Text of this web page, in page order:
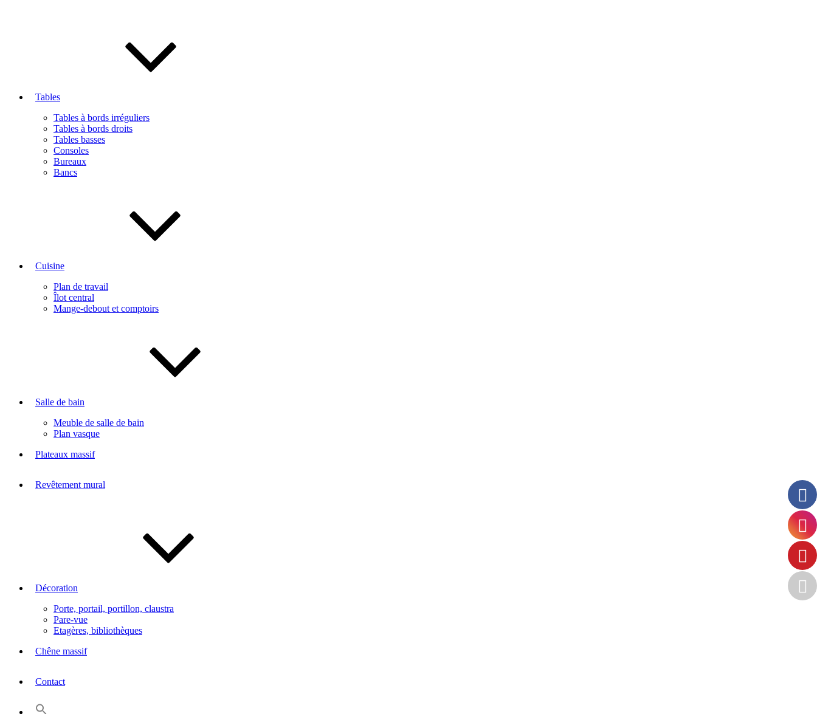
Tables
Tables à bords irréguliers
Tables à bords droits
Tables basses
Consoles
Bureaux
Bancs
Cuisine
Plan de travail
Îlot central
Mange-debout et comptoirs
Salle de bain
Meuble de salle de bain
Plan vasque
Plateaux massif
Revêtement mural
Décoration
Porte, portail, portillon, claustra
Pare-vue
Etagères, bibliothèques
Chêne massif
Contact